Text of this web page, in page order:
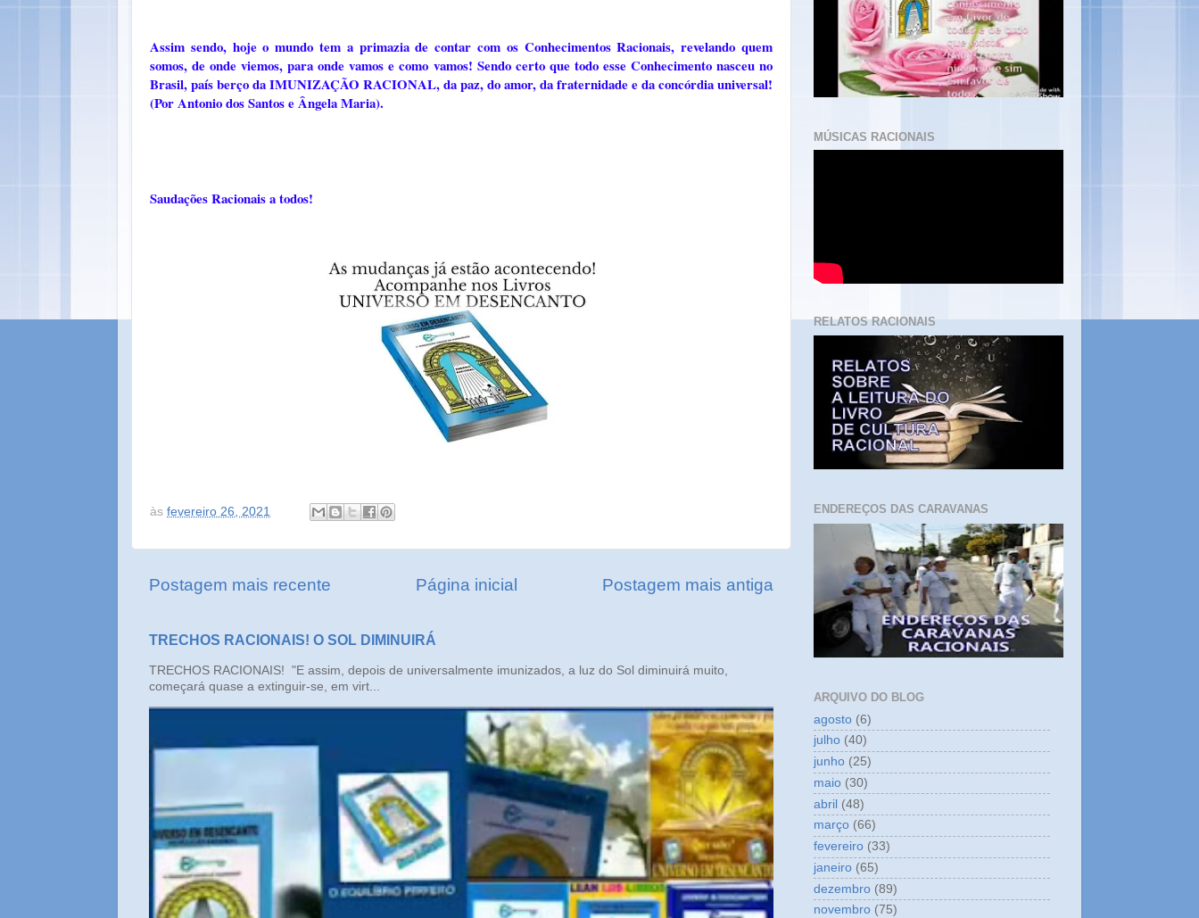
Assim sendo, hoje o mundo tem a primazia de contar com os Conhecimentos Racionais, revelando quem
somos, de onde viemos, para onde vamos e como vamos! Sendo certo que todo esse Conhecimento nasceu no
Brasil, país berço da IMUNIZAÇÃO RACIONAL, da paz, do amor, da fraternidade e da concórdia universal!
(Por Antonio dos Santos e Ângela Maria).
Saudações Racionais a todos!
às fevereiro 26, 2021
Postagem mais recente Postagem mais antiga
Página inicial
TRECHOS RACIONAIS! O SOL DIMINUIRÁ
TRECHOS RACIONAIS! "E assim, depois de universalmente imunizados, a luz do Sol diminuirá muito,
começará quase a extinguir-se, em virt...
MÚSICAS RACIONAIS
RELATOS RACIONAIS
ENDEREÇOS DAS CARAVANAS
ARQUIVO DO BLOG
agosto (6)
julho (40)
junho (25)
maio (30)
abril (48)
março (66)
fevereiro (33)
janeiro (65)
dezembro (89)
novembro (75)